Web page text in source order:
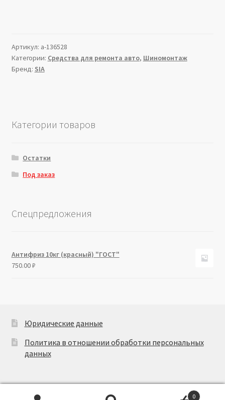
Артикул: a-136528
Категории: Средства для ремонта авто, Шиномонтаж
Бренд: SIA
Категории товаров
Остатки
Под заказ
Спецпредложения
Антифриз 10кг (красный) "ГОСТ"
750.00₽
Юридические данные
Политика в отношении обработки персональных
данных
0